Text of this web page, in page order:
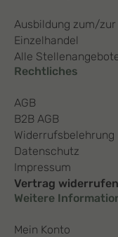
Ausbildung zum/
Einzelhandel
Alle
Rechtliches
AGB
B2B AGB
Widerrufsbelehrung
Datenschutz
Impressum
Vertrag widerrufen
Weitere
Mein Konto